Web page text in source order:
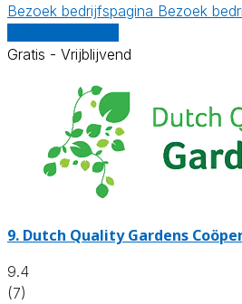
Bezoek bedrijfspagina Bezoek
Gratis - Vrijblijvend
9. Dutch Quality Gardens
9.4
(7)